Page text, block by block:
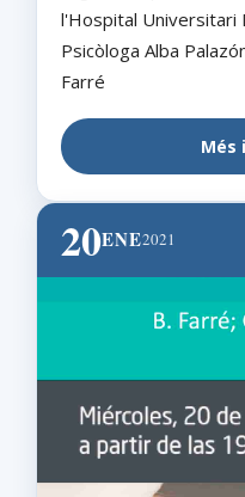
l'Hospital Universitari
Psicòloga Alba
Farré
Més
20ENE2021